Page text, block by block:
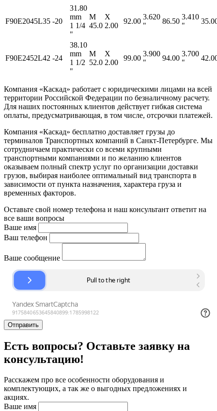
F90E2045L35 -20
31.80
mm
1 1/4
"
M
45.0
X
2.00
92.00
3.620
"
86.50
3.410
"
F90E2452L42 -24
38.10
mm
1 1/2
"
M
52.0
X
2.00
99.00
3.900
"
94.00
3.700
"
Компания «Каскад» работает с юридическими лицами на всей
территории Российской Федерации по безналичному расчету.
Для наших постоянных клиентов действует гибкая система
оплаты, предусматривающая, в том числе, отсрочки платежей.
Компания «Каскад» бесплатно доставляет грузы до
терминалов Транспортных компаний в Санкт-Петербурге. Мы
сотрудничаем практически со всеми крупными
транспортными компаниями и по желанию клиентов
оказываем полный спектр услуг по организации доставки
грузов, выбирая наиболее оптимальный вид транспорта в
зависимости от пункта назначения, характера груза и
временных факторов.
Оставьте свой номер телефона и наш консультант ответит на
все ваши вопросы
Ваше имя
Ваш телефон
Ваше сообщение
Отправить
Есть вопросы? Оставьте заявку на
консультацию!
Расскажем про все особенности оборудования и
комплектующих, а так же о выгодных предложениях и
акциях.
Ваше имя